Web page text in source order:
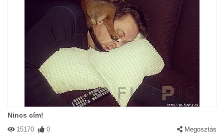
Nincs cím!
15170 0 Megosztás